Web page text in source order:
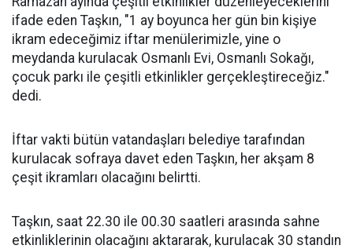
ifade eden Taşkın, "1 ay boyunca her gün bin kişiye
ikram edeceğimiz iftar menülerimizle, yine o
meydanda kurulacak Osmanlı Evi, Osmanlı Sokağı,
çocuk parkı ile çeşitli etkinlikler gerçekleştireceğiz."
dedi.
İftar vakti bütün vatandaşları belediye tarafından
kurulacak sofraya davet eden Taşkın, her akşam 8
çeşit ikramları olacağını belirtti.
Taşkın, saat 22.30 ile 00.30 saatleri arasında sahne
etkinliklerinin olacağını aktararak, kurulacak 30 standın